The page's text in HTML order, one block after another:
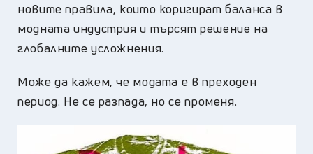
новите правила, които коригират баланса в
модната индустрия и търсят решение на
глобалните усложнения.
Може да кажем, че модата е в преходен
период. Не се разпада, но се променя.